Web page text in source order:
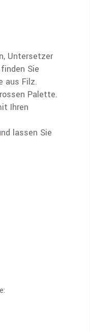
Untersetzer
Sie
aus Filz.
Palette.
Ihren
lassen Sie